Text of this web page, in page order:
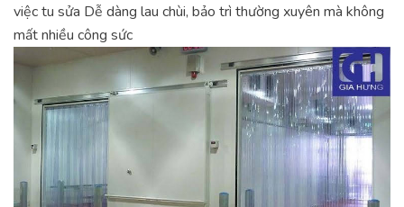
việc tu sửa Dễ dàng lau chùi, bảo trì thường xuyên mà không
mất nhiều công sức